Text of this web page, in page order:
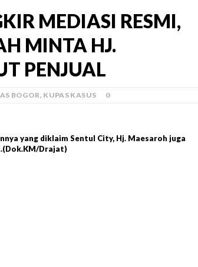
MEDIASI RESMI,
MINTA HJ.
PENJUAL
BOGOR, KUPAS KASUS 0
yang diklaim Sentul City, Hj. Maesaroh juga
Drajat)